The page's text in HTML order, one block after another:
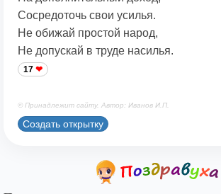
Сосредоточь свои усилья.
Не обижай простой народ,
Не допускай в труде насилья.
17
© Принадлежит сайту. Автор: Иванов И.П.
Создать открытку